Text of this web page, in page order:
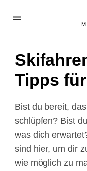
Skifahren lernen – 14
Tipps
Bist du bereit,
schlüpfen? Bist
was dich
sind hier, um dir
wie möglich zu